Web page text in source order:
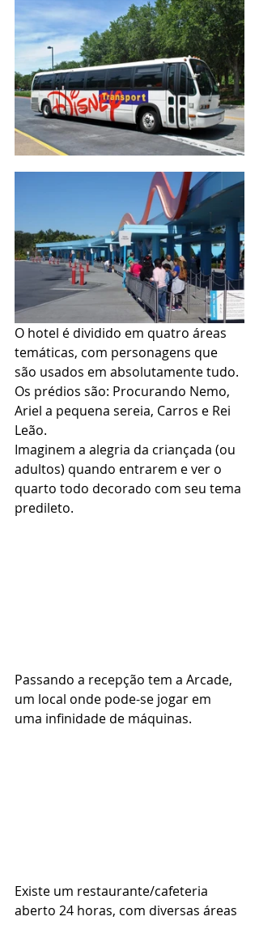
O hotel é dividido em quatro áreas
temáticas, com personagens que
são usados em absolutamente tudo.
Os prédios são: Procurando Nemo,
Ariel a pequena sereia, Carros e Rei
Leão.
Imaginem a alegria da criançada (ou
adultos) quando entrarem e ver o
quarto todo decorado com seu tema
predileto.
Passando a recepção tem a Arcade,
um local onde pode-se jogar em
uma infinidade de máquinas.
Existe um restaurante/cafeteria
aberto 24 horas, com diversas áreas